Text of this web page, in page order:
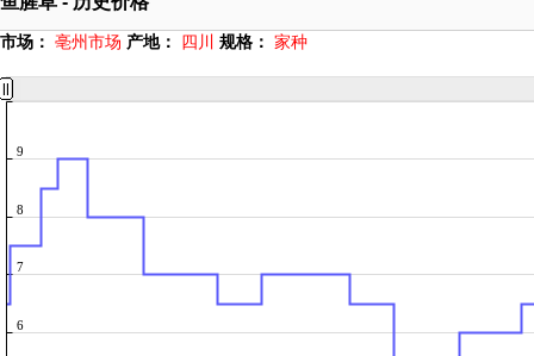
市场： 亳州市场 产地： 四川 规格： 家种
6
7
8
9